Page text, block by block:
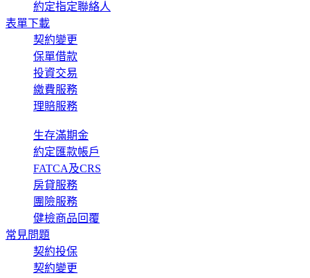
約定指定聯絡人
表單下載
契約變更
保單借款
投資交易
繳費服務
理賠服務
生存滿期金
約定匯款帳戶
FATCA及CRS
房貸服務
團險服務
健檢商品回覆
常見問題
契約投保
契約變更